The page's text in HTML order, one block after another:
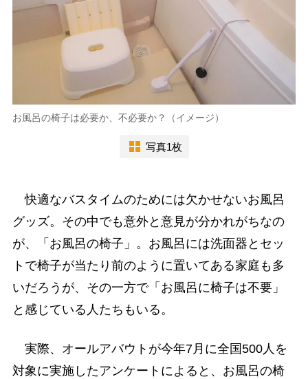
お風呂の椅子は必要か、不必要か？（イメージ）
写真1枚
快適なバスタイムのためには欠かせないお風呂
グッズ。その中でも意外と意見が分かれがちなの
が、「お風呂の椅子」。お風呂には洗面器とセッ
トで椅子が当たり前のように置いてある家庭も多
いだろうが、その一方で「お風呂に椅子は不要」
と感じている人たちもいる。
実際、オールアバウトが今年7月に全国500人を
対象に実施したアンケートによると、お風呂の椅